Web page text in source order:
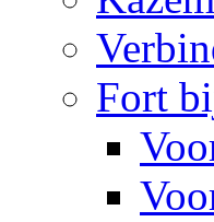
Fort